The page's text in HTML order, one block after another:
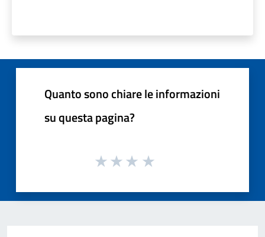
Quanto sono chiare le informazioni
su questa pagina?